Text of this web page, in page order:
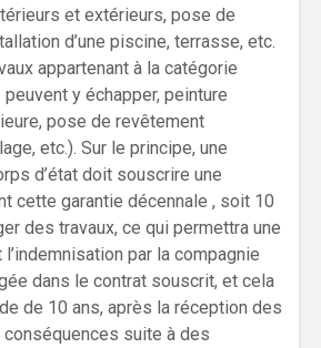
et extérieurs, pose de
d’une piscine, terrasse, etc.
appartenant à la catégorie
y échapper, peinture
pose de revêtement
etc.). Sur le principe, une
d’état doit souscrire une
cette garantie décennale , soit 10
des travaux, ce qui permettra une
par la compagnie
dans le contrat souscrit, et cela
de 10 ans, après la réception des
suite à des